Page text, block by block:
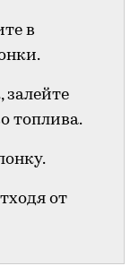
в
залейте
топлива.
от